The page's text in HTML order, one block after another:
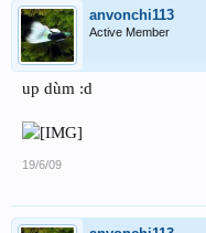
anvonchi113
Active Member
up dùm :d
19/6/09